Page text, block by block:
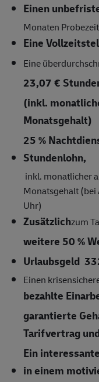
Einen
Monaten
Eine
Eine
23,07 €
(inkl.
Monatsgehalt)
25 %
Stundenlohn,
inkl. monatlicher
Monatsgehalt
Uhr)
Zusätzlichzum
weitere 50 %
Urlaubsgeld
Einen
bezahlte
garantierte
Tarifvertrag
Ein
in einem